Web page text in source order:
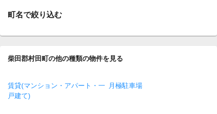
町名で絞り込む
柴田郡村田町の他の種類の物件を見る
賃貸(マンション・アパート・一
戸建て)
月極駐車場